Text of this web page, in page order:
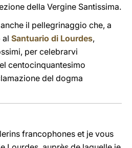
della Vergine Santissima.
il pellegrinaggio che, a
al Santuario di Lourdes,
per celebrarvi
centocinquantesimo
del dogma
francophones et je vous